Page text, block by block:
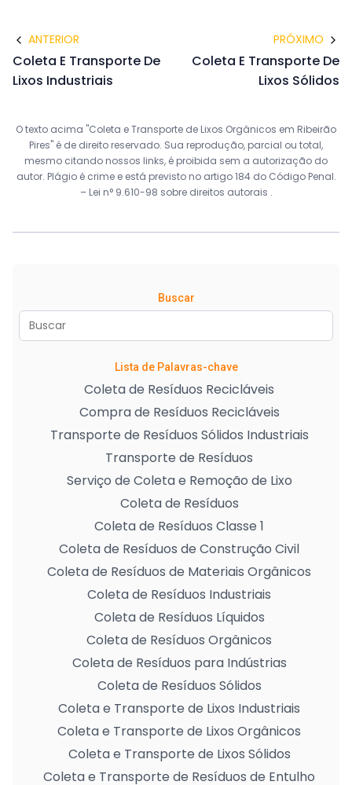
ANTERIOR
Coleta E Transporte De
Lixos Industriais
PRÓXIMO
Coleta E Transporte De
Lixos Sólidos
O texto acima "Coleta e Transporte de Lixos Orgânicos em Ribeirão
Pires" é de direito reservado. Sua reprodução, parcial ou total,
mesmo citando nossos links, é proibida sem a autorização do
autor. Plágio é crime e está previsto no artigo 184 do Código Penal.
– Lei n° 9.610-98 sobre direitos autorais .
Buscar
Lista de Palavras-chave
Coleta de Resíduos Recicláveis
Compra de Resíduos Recicláveis
Transporte de Resíduos Sólidos Industriais
Transporte de Resíduos
Serviço de Coleta e Remoção de Lixo
Coleta de Resíduos
Coleta de Resíduos Classe 1
Coleta de Resíduos de Construção Civil
Coleta de Resíduos de Materiais Orgânicos
Coleta de Resíduos Industriais
Coleta de Resíduos Líquidos
Coleta de Resíduos Orgânicos
Coleta de Resíduos para Indústrias
Coleta de Resíduos Sólidos
Coleta e Transporte de Lixos Industriais
Coleta e Transporte de Lixos Orgânicos
Coleta e Transporte de Lixos Sólidos
Coleta e Transporte de Resíduos de Entulho